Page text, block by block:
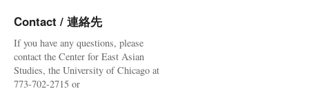
Contact / 連絡先
If you have any questions, please
contact the Center for East Asian
Studies, the University of Chicago at
773-702-2715 or